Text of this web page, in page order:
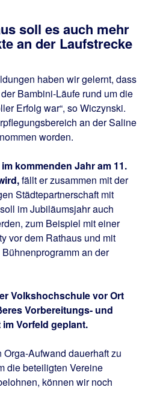
soll es auch mehr
an der Laufstrecke
haben wir gelernt, dass
Bambini-Läufe rund um die
Erfolg war“, so Wiczynski.
an der Saline
worden.
kommenden Jahr am 11.
fällt er zusammen mit der
Städtepartnerschaft mit
im Jubiläumsjahr auch
zum Beispiel mit einer
vor dem Rathaus und mit
an der
Volkshochschule vor Ort
Vorbereitungs- und
Vorfeld geplant.
Orga-Aufwand dauerhaft zu
die beteiligten Vereine
können wir noch